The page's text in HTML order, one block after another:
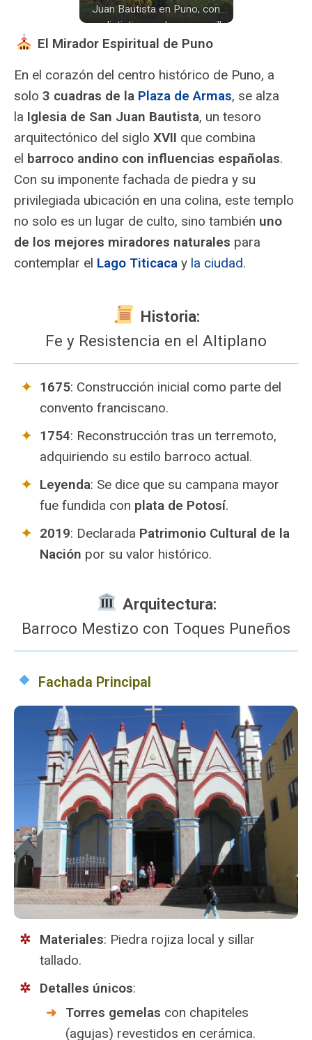
Juan Bautista en Puno, con
sus distintivos colores amarillo
y gris, se alza bajo un cielo azul
El Mirador Espiritual de Puno
En el corazón del centro histórico de Puno, a
solo 3 cuadras de la Plaza de Armas, se alza
la Iglesia de San Juan Bautista, un tesoro
arquitectónico del siglo XVII que combina
el barroco andino con influencias españolas.
Con su imponente fachada de piedra y su
privilegiada ubicación en una colina, este templo
no solo es un lugar de culto, sino también uno
de los mejores miradores naturales para
contemplar el Lago Titicaca y la ciudad.
Historia:
Fe y Resistencia en el Altiplano
1675: Construcción inicial como parte del
convento franciscano.
1754: Reconstrucción tras un terremoto,
adquiriendo su estilo barroco actual.
Leyenda: Se dice que su campana mayor
fue fundida con plata de Potosí.
2019: Declarada Patrimonio Cultural de la
Nación por su valor histórico.
️ Arquitectura:
Barroco Mestizo con Toques Puneños
Fachada Principal
Materiales: Piedra rojiza local y sillar
tallado.
Detalles únicos:
Torres gemelas con chapiteles
(agujas) revestidos en cerámica.